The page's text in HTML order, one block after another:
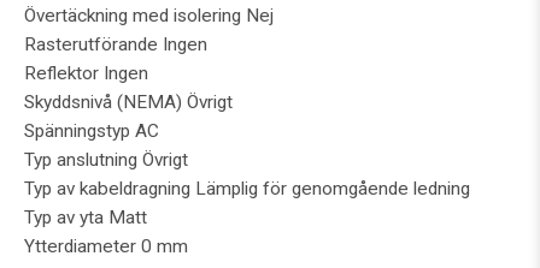
Övertäckning med isolering Nej
Rasterutförande Ingen
Reflektor Ingen
Skyddsnivå (NEMA) Övrigt
Spänningstyp AC
Typ anslutning Övrigt
Typ av kabeldragning Lämplig för genomgående ledning
Typ av yta Matt
Ytterdiameter 0 mm